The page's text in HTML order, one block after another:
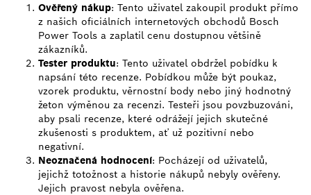
Ověřený nákup: Tento uživatel zakoupil produkt přímo
z našich oficiálních internetových obchodů Bosch
Power Tools a zaplatil cenu dostupnou většině
zákazníků.
Tester produktu: Tento uživatel obdržel pobídku k
napsání této recenze. Pobídkou může být poukaz,
vzorek produktu, věrnostní body nebo jiný hodnotný
žeton výměnou za recenzi. Testeři jsou povzbuzováni,
aby psali recenze, které odrážejí jejich skutečné
zkušenosti s produktem, ať už pozitivní nebo
negativní.
Neoznačená hodnocení: Pocházejí od uživatelů,
jejichž totožnost a historie nákupů nebyly ověřeny.
Jejich pravost nebyla ověřena.